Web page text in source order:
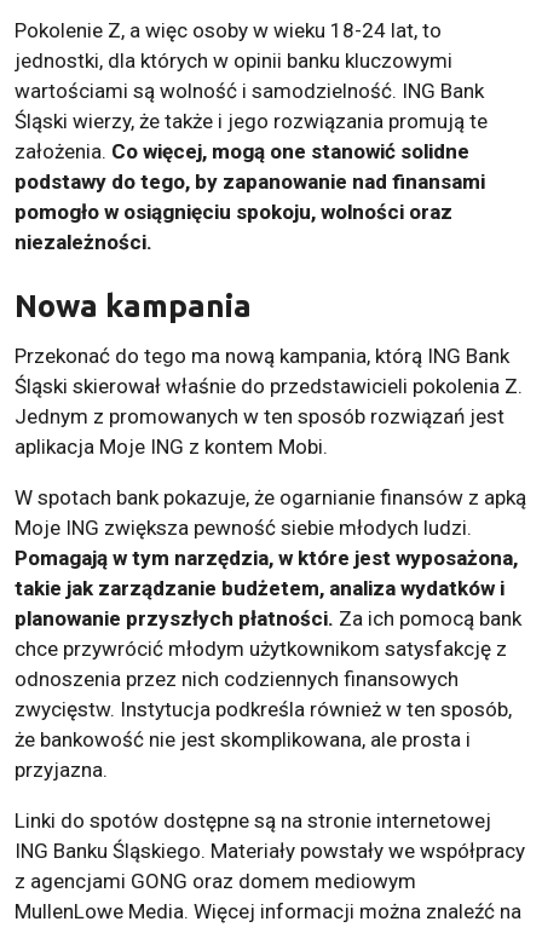
Pokolenie Z, a więc osoby w wieku 18-24 lat, to
jednostki, dla których w opinii banku kluczowymi
wartościami są wolność i samodzielność. ING Bank
Śląski wierzy, że także i jego rozwiązania promują te
założenia. Co więcej, mogą one stanowić solidne
podstawy do tego, by zapanowanie nad finansami
pomogło w osiągnięciu spokoju, wolności oraz
niezależności.
Nowa kampania
Przekonać do tego ma nową kampania, którą ING Bank
Śląski skierował właśnie do przedstawicieli pokolenia Z.
Jednym z promowanych w ten sposób rozwiązań jest
aplikacja Moje ING z kontem Mobi.
W spotach bank pokazuje, że ogarnianie finansów z apką
Moje ING zwiększa pewność siebie młodych ludzi.
Pomagają w tym narzędzia, w które jest wyposażona,
takie jak zarządzanie budżetem, analiza wydatków i
planowanie przyszłych płatności. Za ich pomocą bank
chce przywrócić młodym użytkownikom satysfakcję z
odnoszenia przez nich codziennych finansowych
zwycięstw. Instytucja podkreśla również w ten sposób,
że bankowość nie jest skomplikowana, ale prosta i
przyjazna.
Linki do spotów dostępne są na stronie internetowej
ING Banku Śląskiego. Materiały powstały we współpracy
z agencjami GONG oraz domem mediowym
MullenLowe Media. Więcej informacji można znaleźć na